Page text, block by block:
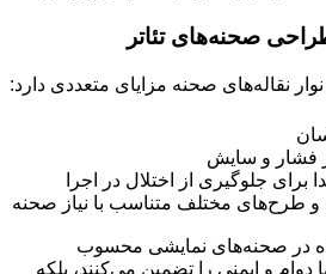
نقاله‌های صحنه مزایای متعددی دارد:
فشار و سایش
جلوگیری از اختلال در اجرا
و طرح‌های مختلف متناسب با نیاز صحنه
در صحنه‌های نمایشی محسوب
دوام و ایمنی را تضمین می‌کنند، بلکه